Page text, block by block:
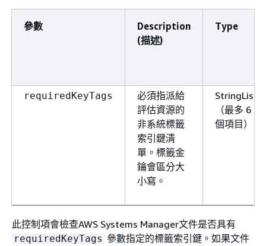
參數
Description
(描述)
Type
requiredKeyTags
必須指派給
評估資源的
非系統標籤
索引鍵清
單。標籤金
鑰會區分大
小寫。
StringList
（最多 6
個項目）
此控制項會檢查AWS Systems Manager文件是否具有
requiredKeyTags 參數指定的標籤索引鍵。如果文件